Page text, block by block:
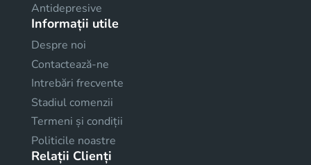
Antidepresive
Informații utile
Despre noi
Contactează-ne
Intrebări frecvente
Stadiul comenzii
Termeni și condiții
Politicile noastre
Relații Clienți